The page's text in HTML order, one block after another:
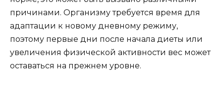
причинами. Организму требуется время для
адаптации к новому дневному режиму,
поэтому первые дни после начала диеты или
увеличения физической активности вес может
оставаться на прежнем уровне.